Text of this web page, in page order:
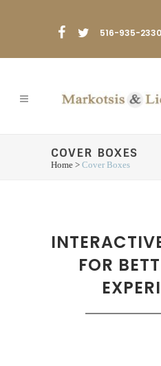
516-935-2330
COVER BOXES
Home > Cover Boxes
FOR